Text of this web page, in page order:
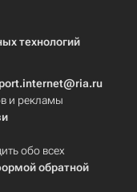
технологий
и рекламы
обо всех
обратной